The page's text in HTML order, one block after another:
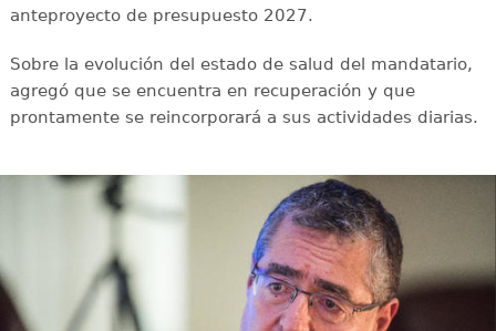
anteproyecto de presupuesto 2027.
Sobre la evolución del estado de salud del mandatario,
agregó que se encuentra en recuperación y que
prontamente se reincorporará a sus actividades diarias.